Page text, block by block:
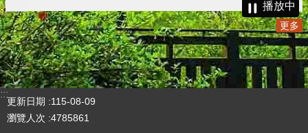
播放中